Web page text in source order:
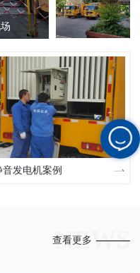
某
音发电机案例
NEWS
查看更多